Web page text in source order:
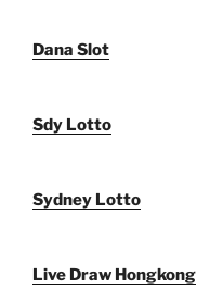
Dana Slot
Sdy Lotto
Sydney Lotto
Live Draw Hongkong